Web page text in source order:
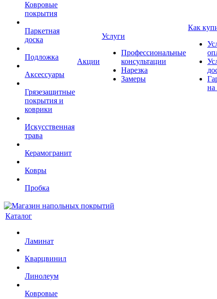
Ковровые
покрытия
Паркетная
доска
Подложка
Аксессуары
Грязезащитные
покрытия и
коврики
Искусственная
трава
Керамогранит
Ковры
Пробка
Акции
Услуги
Профессиональные
консультации
Нарезка
Замеры
Как
на
Каталог
Ламинат
Кварцвинил
Линолеум
Ковровые